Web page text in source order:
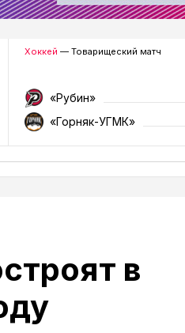
Хоккей — Товарищеский матч
«Рубин»
«Горняк-УГМК»
в